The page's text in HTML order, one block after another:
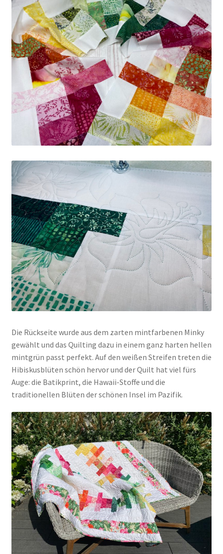
Die Rückseite wurde aus dem zarten mintfarbenen Minky
gewählt und das Quilting dazu in einem ganz harten hellen
mintgrün passt perfekt. Auf den weißen Streifen treten die
Hibiskusblüten schön hervor und der Quilt hat viel fürs
Auge: die Batikprint, die Hawaii-Stoffe und die
traditionellen Blüten der schönen Insel im Pazifik.